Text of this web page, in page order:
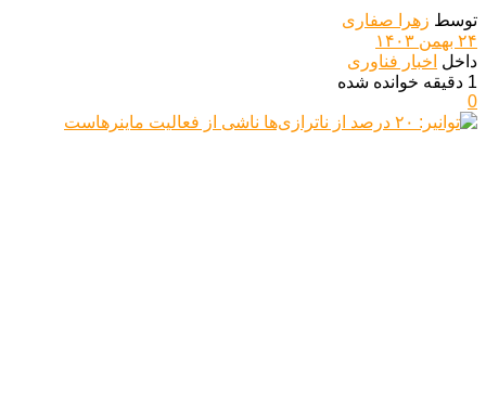
توسط زهرا صفاری
۲۴ بهمن ۱۴۰۳
داخل اخبار فناوری
1 دقیقه خوانده شده
0